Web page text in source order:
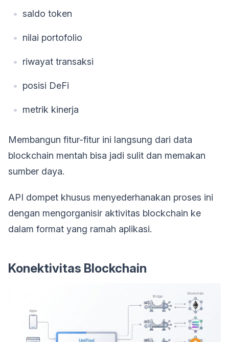
saldo token
nilai portofolio
riwayat transaksi
posisi DeFi
metrik kinerja
Membangun fitur-fitur ini langsung dari data
blockchain mentah bisa jadi sulit dan memakan
sumber daya.
API dompet khusus menyederhanakan proses ini
dengan mengorganisir aktivitas blockchain ke
dalam format yang ramah aplikasi.
Konektivitas Blockchain